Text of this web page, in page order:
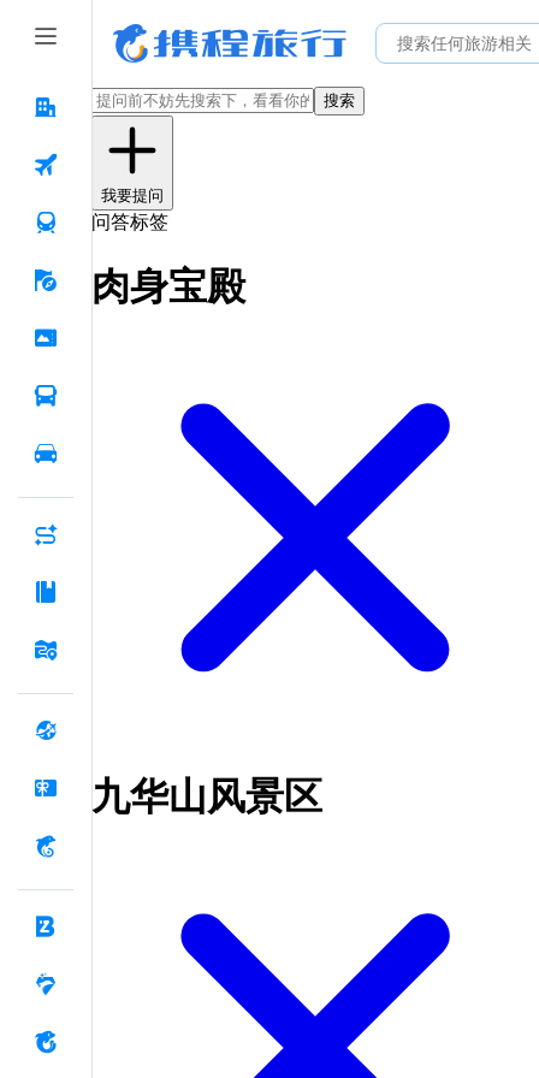
搜索
我要提问
问答标签
肉身宝殿
九华山风景区